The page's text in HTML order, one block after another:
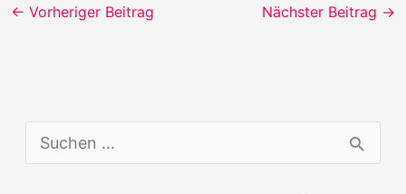
← Vorheriger Beitrag Nächster Beitrag →
u